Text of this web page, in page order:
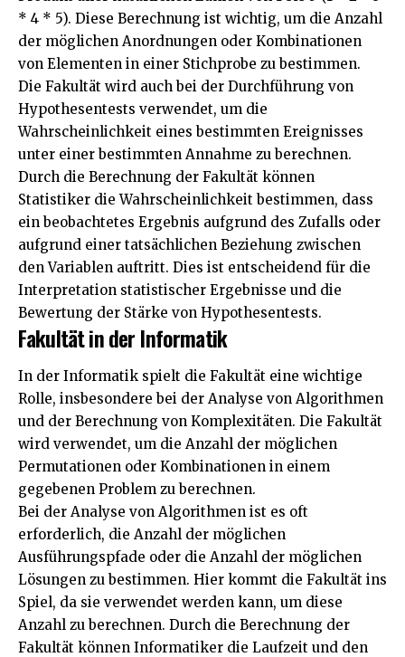
* 4 * 5). Diese Berechnung ist wichtig, um die Anzahl
der möglichen Anordnungen oder Kombinationen
von Elementen in einer Stichprobe zu bestimmen.
Die Fakultät wird auch bei der Durchführung von
Hypothesentests verwendet, um die
Wahrscheinlichkeit eines bestimmten Ereignisses
unter einer bestimmten Annahme zu berechnen.
Durch die Berechnung der Fakultät können
Statistiker die Wahrscheinlichkeit bestimmen, dass
ein beobachtetes Ergebnis aufgrund des Zufalls oder
aufgrund einer tatsächlichen Beziehung zwischen
den Variablen auftritt. Dies ist entscheidend für die
Interpretation statistischer Ergebnisse und die
Bewertung der Stärke von Hypothesentests.
Fakultät in der Informatik
In der Informatik spielt die Fakultät eine wichtige
Rolle, insbesondere bei der Analyse von Algorithmen
und der Berechnung von Komplexitäten. Die Fakultät
wird verwendet, um die Anzahl der möglichen
Permutationen oder Kombinationen in einem
gegebenen Problem zu berechnen.
Bei der Analyse von Algorithmen ist es oft
erforderlich, die Anzahl der möglichen
Ausführungspfade oder die Anzahl der möglichen
Lösungen zu bestimmen. Hier kommt die Fakultät ins
Spiel, da sie verwendet werden kann, um diese
Anzahl zu berechnen. Durch die Berechnung der
Fakultät können Informatiker die Laufzeit und den